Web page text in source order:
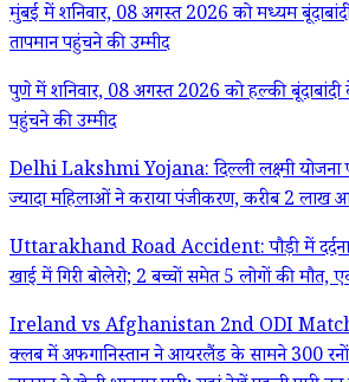
मुंबई में शनिवार, 08 अगस्त 2026 को मध्यम
तापमान पहुंचने की उम्मीद
पुणे में शनिवार, 08 अगस्त 2026 को हल्की
पहुंचने की उम्मीद
Delhi Lakshmi Yojana: दिल्ली लक्ष्मी योजना
ज्यादा महिलाओं ने कराया पंजीकरण, करीब 2 लाख
Uttarakhand Road Accident: पौड़ी में
खाई में गिरी बोलेरो; 2 बच्चों समेत 5 लोगों की मौत,
Ireland vs Afghanistan 2nd ODI Match
क्लब में अफगानिस्तान ने आयरलैंड के सामने 300 रनों